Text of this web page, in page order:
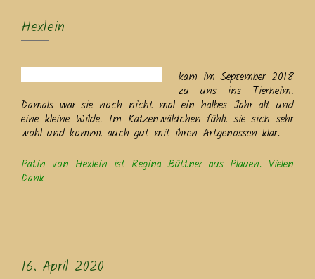
Hexlein
kam im September 2018
zu uns ins Tierheim.
Damals war sie noch nicht mal ein halbes Jahr alt und
eine kleine Wilde. Im Katzenwäldchen fühlt sie sich sehr
wohl und kommt auch gut mit ihren Artgenossen klar.
Patin von Hexlein ist Regina Büttner aus Plauen. Vielen
Dank
16. April 2020